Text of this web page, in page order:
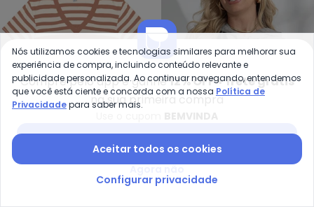
Rovitex - Blusa Feminina em
Blusa Feminina em
Ribana de Viscose
Blusa (Mescla Claro) em
Moletinho
MODA POP
Compre pelo app e ganhe12% OFF + frete grátis
na sua primeira compra
Nós utilizamos cookies e tecnologias similares para melhorar sua
experiência de compra, incluindo conteúdo relevante e
publicidade personalizada. Ao continuar navegando, entendemos
que você está ciente e concorda com a nossa Política de
Privacidadepara saber mais.
Aceitar todos os cookies
Configurar privacidade